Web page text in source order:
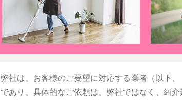
弊社は、お客様のご要望に対応する業者（以下
であり、具体的なご依頼は、弊社ではなく、紹